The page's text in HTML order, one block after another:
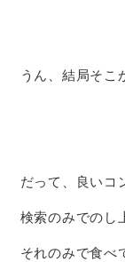
うん、結局そこ
だって、良いコ
検索のみでのし
それのみで食べ